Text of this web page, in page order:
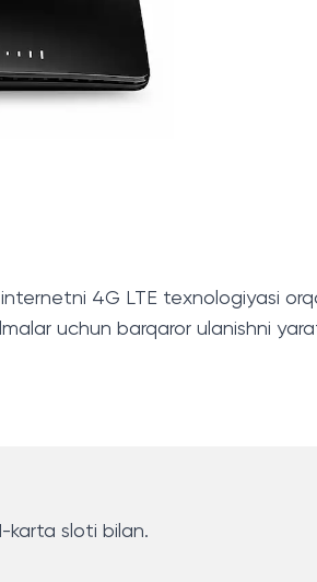
4G LTE texnologiyasi
uchun barqaror ulanishni
karta sloti bilan.